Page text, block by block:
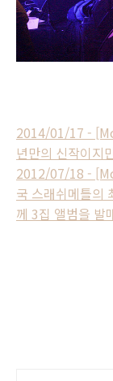
2014/01/17 -
년만의 신작이지
2012/07/18 -
국 스래쉬메틀의
께 3집 앨범을 발